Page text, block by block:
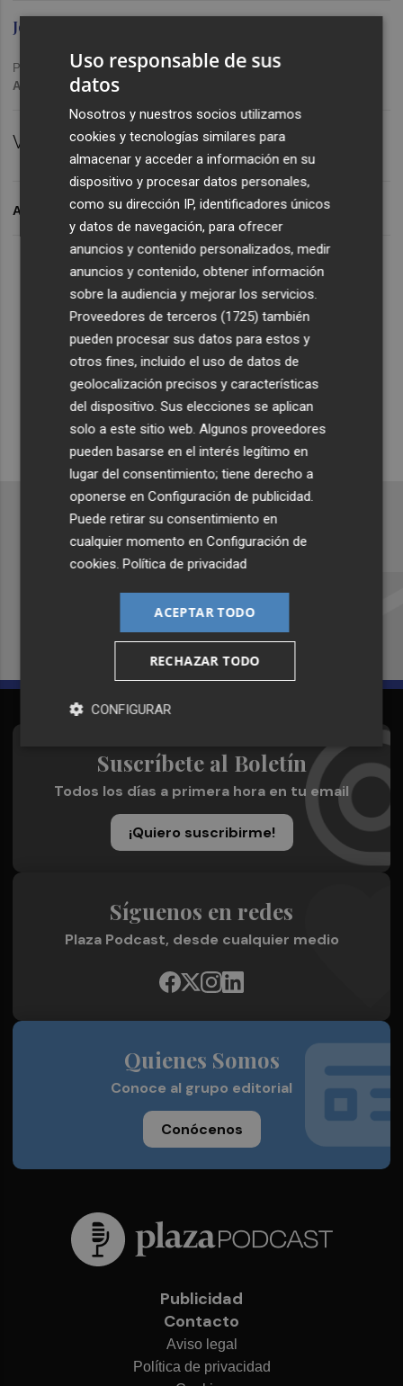
Lo Más Escuchado
Suscríbete al canal de
Whatsapp
Siempre al día de las últimas noticias
¡Quiero suscribirme!
Jose Forés Romero
Publicado: 09/02/2023 · 09:41
Actualizado: 29/01/2024 · 11:17
VALÈNCIA.
ARCHIVADO EN
Recibe toda la actualidad de
Plaza Podcast en tu correo
Quiero suscribirme
Suscríbete al Boletín
Todos los días a primera hora en tu email
¡Quiero suscribirme!
Síguenos en redes
Plaza Podcast, desde cualquier medio
Quienes Somos
Conoce al grupo editorial
Conócenos
Publicidad
Contacto
Aviso legal
Política de privacidad
Uso responsable de sus
datos
Nosotros y nuestros socios utilizamos
cookies y tecnologías similares para
almacenar y acceder a información en su
dispositivo y procesar datos personales,
como su dirección IP, identificadores únicos
y datos de navegación, para ofrecer
anuncios y contenido personalizados, medir
anuncios y contenido, obtener información
sobre la audiencia y mejorar los servicios.
Proveedores de terceros (1725) también
pueden procesar sus datos para estos y
otros fines, incluido el uso de datos de
geolocalización precisos y características
del dispositivo. Sus elecciones se aplican
solo a este sitio web. Algunos proveedores
pueden basarse en el interés legítimo en
lugar del consentimiento; tiene derecho a
oponerse enConfiguración de publicidad.
Puede retirar su consentimiento en
cualquier momento enConfiguración de
cookies.Política de privacidad
ACEPTAR TODO
RECHAZAR TODO
CONFIGURAR